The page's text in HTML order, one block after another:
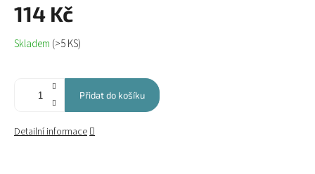
114 Kč
Měrná
cena:
Skladem (>5 KS)
Přidat do košíku
Detailní informace